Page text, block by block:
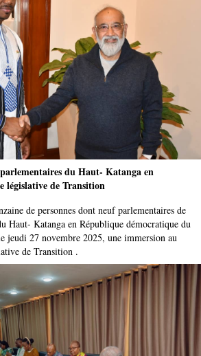
du Haut- Katanga en
législative de Transition
de personnes dont neuf parlementaires de
Haut- Katanga en République démocratique du
jeudi 27 novembre 2025, une immersion au
de Transition .